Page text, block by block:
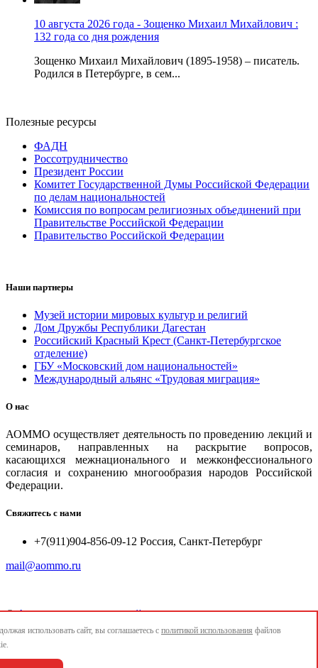
10 августа 2026 года - Зощенко Михаил Михайлович :
132 года со дня рождения
Зощенко Михаил Михайлович (1895-1958) – писатель.
Родился в Петербурге, в сем...
Полезные ресурсы
ФАДН
Россотрудничество
Президент России
Комитет Государственной Думы Российской Федерации
по делам национальностей
Комиссия по вопросам религиозных объединений при
Правительстве Российской Федерации
Правительство Российской Федерации
Наши партнеры
Музей истории мировых культур и религий
Дом Дружбы Республики Дагестан
Российский Красный Крест (Санкт-Петербургское
отделение)
ГБУ «Московский дом национальностей»
Международный альянс «Трудовая миграция»
О нас
АОММО осуществляет деятельность по проведению лекций и
семинаров, направленных на раскрытие вопросов,
касающихся межнационального и межконфессионального
согласия и сохранению многообразия народов Российской
Федерации.
Свяжитесь с нами
+7(911)904-856-09-12 Россия, Санкт-Петербург
mail@aommo.ru
© Ассоциация организаций по реализации национальных
проектов и достижению национальных целей развития
mail@aommo.ru
использовать сайт, вы соглашаетесь с политикой использования файлов